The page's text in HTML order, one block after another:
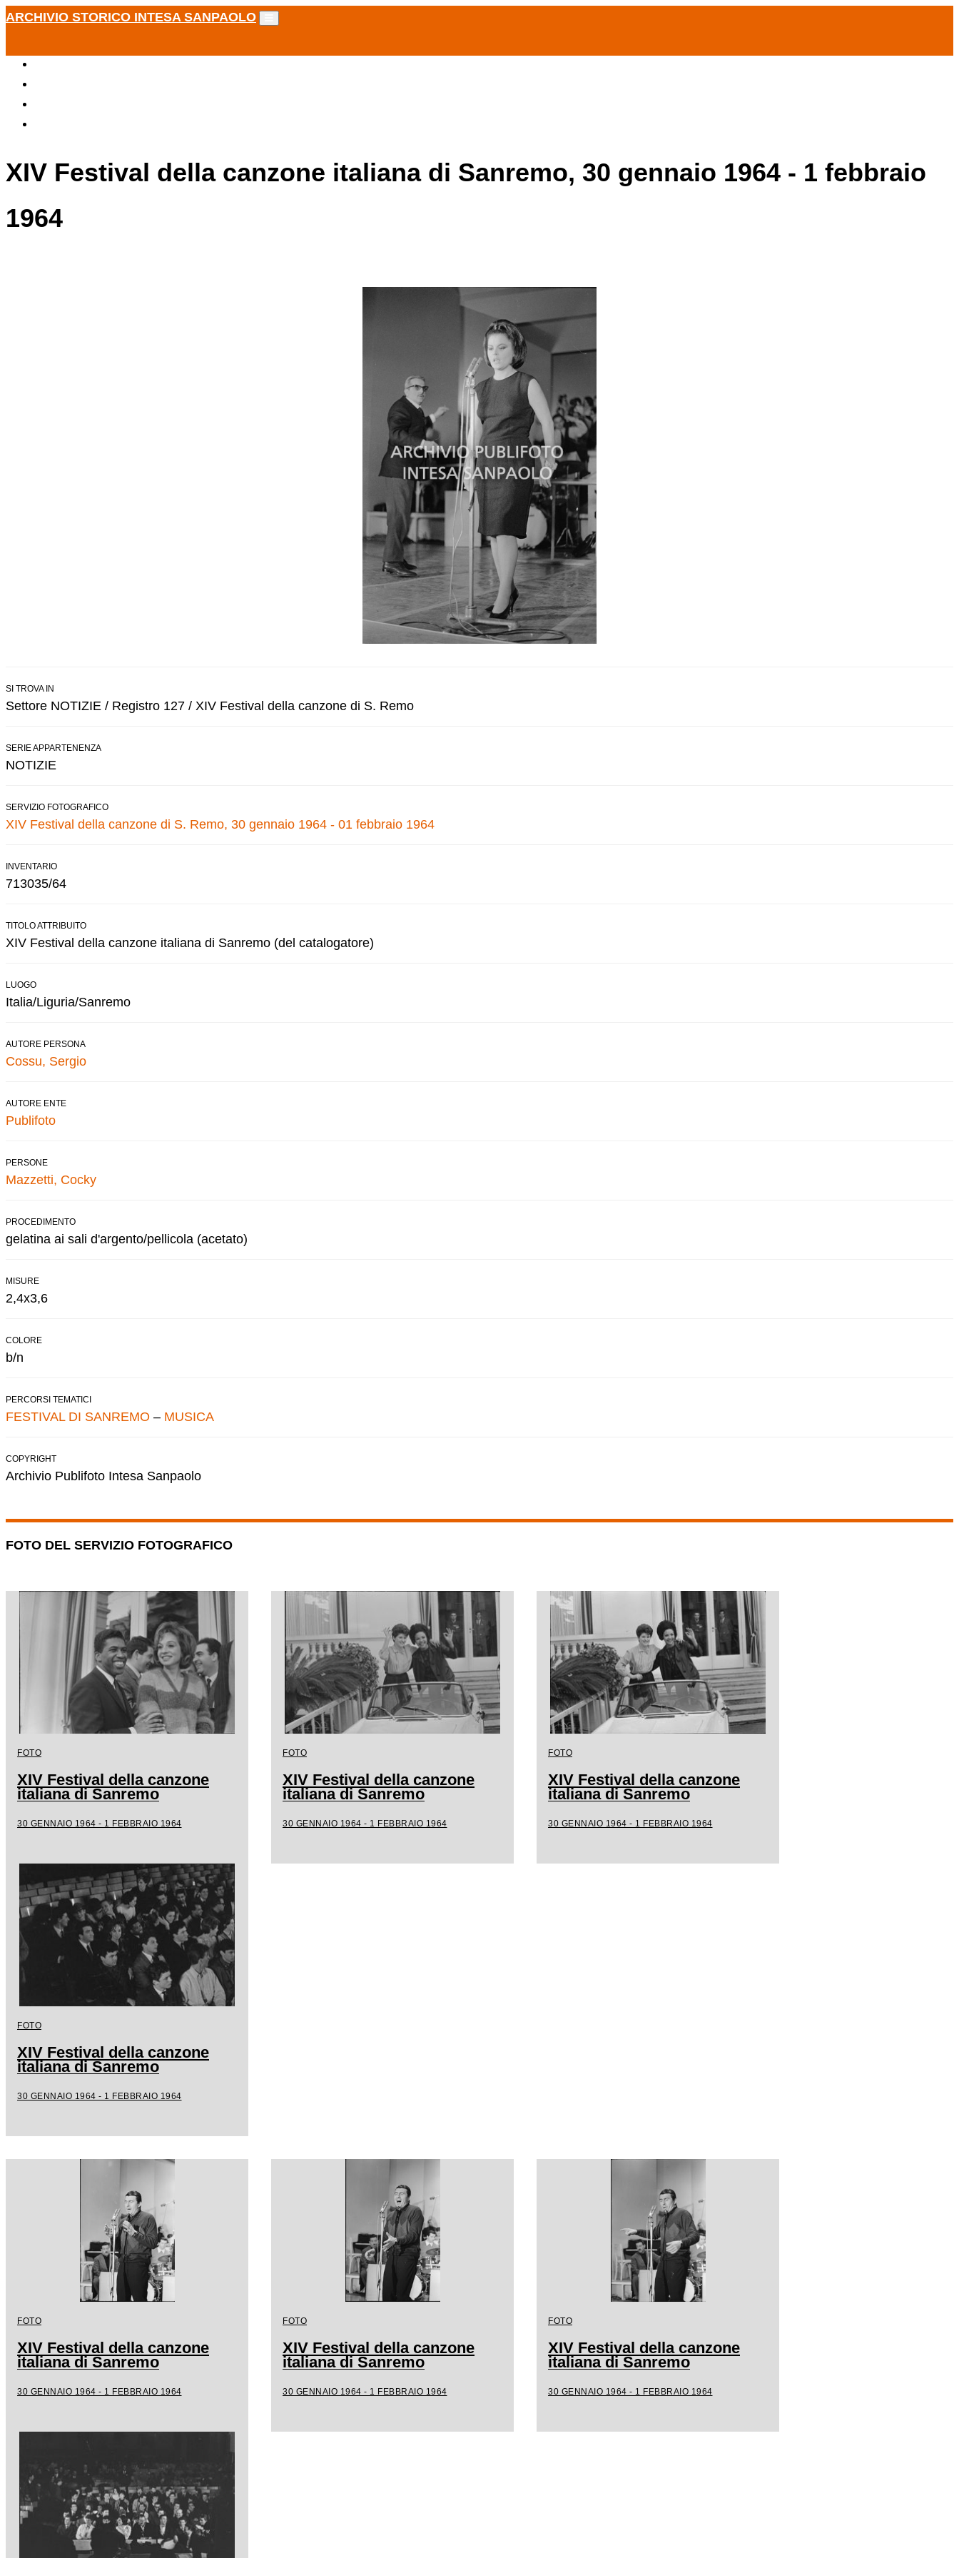
ARCHIVIO STORICO INTESA SANPAOLO
XIV Festival della canzone italiana di Sanremo, 30 gennaio 1964 - 1 febbraio
1964
SI TROVA IN
Settore NOTIZIE / Registro 127 / XIV Festival della canzone di S. Remo
SERIE APPARTENENZA
NOTIZIE
SERVIZIO FOTOGRAFICO
XIV Festival della canzone di S. Remo, 30 gennaio 1964 - 01 febbraio 1964
INVENTARIO
713035/64
TITOLO ATTRIBUITO
XIV Festival della canzone italiana di Sanremo (del catalogatore)
LUOGO
Italia/Liguria/Sanremo
AUTORE PERSONA
Cossu, Sergio
AUTORE ENTE
Publifoto
PERSONE
Mazzetti, Cocky
PROCEDIMENTO
gelatina ai sali d'argento/pellicola (acetato)
MISURE
2,4x3,6
COLORE
b/n
PERCORSI TEMATICI
FESTIVAL DI SANREMO – MUSICA
COPYRIGHT
Archivio Publifoto Intesa Sanpaolo
FOTO DEL SERVIZIO FOTOGRAFICO
FOTO
XIV Festival della canzone
italiana di Sanremo
30 GENNAIO 1964 - 1 FEBBRAIO 1964
FOTO
XIV Festival della canzone
italiana di Sanremo
30 GENNAIO 1964 - 1 FEBBRAIO 1964
FOTO
XIV Festival della canzone
italiana di Sanremo
30 GENNAIO 1964 - 1 FEBBRAIO 1964
FOTO
XIV Festival della canzone
italiana di Sanremo
30 GENNAIO 1964 - 1 FEBBRAIO 1964
FOTO
XIV Festival della canzone
italiana di Sanremo
30 GENNAIO 1964 - 1 FEBBRAIO 1964
FOTO
XIV Festival della canzone
italiana di Sanremo
30 GENNAIO 1964 - 1 FEBBRAIO 1964
FOTO
XIV Festival della canzone
italiana di Sanremo
30 GENNAIO 1964 - 1 FEBBRAIO 1964